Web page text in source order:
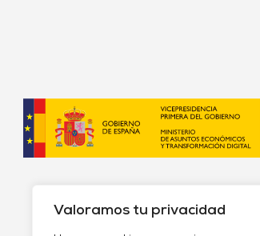
Valoramos tu privacidad